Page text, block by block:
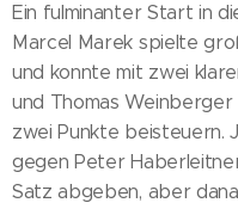
Ein fulminanter Start in
Marcel Marek spielte
und konnte mit zwei
und Thomas Weinberger
zwei Punkte beisteuern.
gegen Peter
Satz abgeben, aber